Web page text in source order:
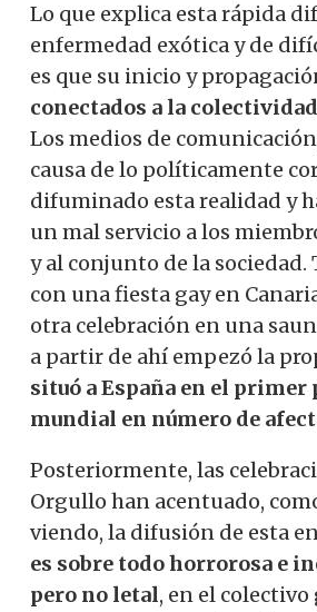
Lo que explica esta rápida
enfermedad exótica y de
es que su inicio y
conectados a la
Los medios de
causa de lo políticamente
difuminado esta realidad y
un mal servicio a los
y al conjunto de la sociedad.
con una fiesta gay en
otra celebración en una
a partir de ahí empezó la
situó a España en el primer
mundial en número de
Posteriormente, las
Orgullo han acentuado,
viendo, la difusión de esta
es sobre todo horrorosa e
pero no letal, en el colectivo